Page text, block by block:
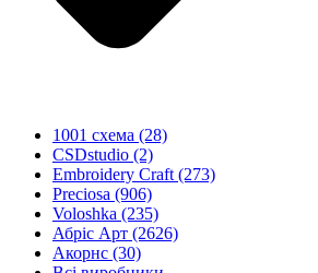
1001 схема (28)
CSDstudio (2)
Embroidery Craft (273)
Preciosa (906)
Voloshka (235)
Абріс Арт (2626)
Акорнс (30)